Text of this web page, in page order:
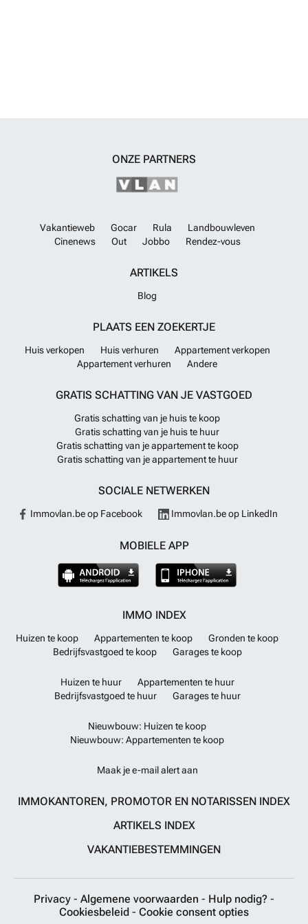
ONZE PARTNERS
Vakantieweb Gocar Rula
Landbouwleven
Cinenews
Out Jobbo Rendez-vous
ARTIKELS
Blog
PLAATS EEN ZOEKERTJE
Huis verkopen Huis verhuren
Appartement verkopen
Appartement verhuren
Andere
GRATIS SCHATTING VAN JE VASTGOED
Gratis schatting van je huis te koop
Gratis schatting van je huis te huur
Gratis schatting van je appartement te koop
Gratis schatting van je appartement te huur
SOCIALE NETWERKEN
Immovlan.be op Facebook Immovlan.be op LinkedIn
MOBIELE APP
IMMO INDEX
Huizen te koop Appartementen te koop
Gronden te koop
Bedrijfsvastgoed te koop
Garages te koop
Huizen te huur
Appartementen te huur
Bedrijfsvastgoed te huur
Garages te huur
Nieuwbouw: Huizen te koop
Nieuwbouw: Appartementen te koop
Maak je e-mail alert aan
IMMOKANTOREN, PROMOTOR EN NOTARISSEN INDEX
ARTIKELS INDEX
VAKANTIEBESTEMMINGEN
Privacy - Algemene voorwaarden - Hulp nodig? -
Cookiesbeleid - Cookie consent opties